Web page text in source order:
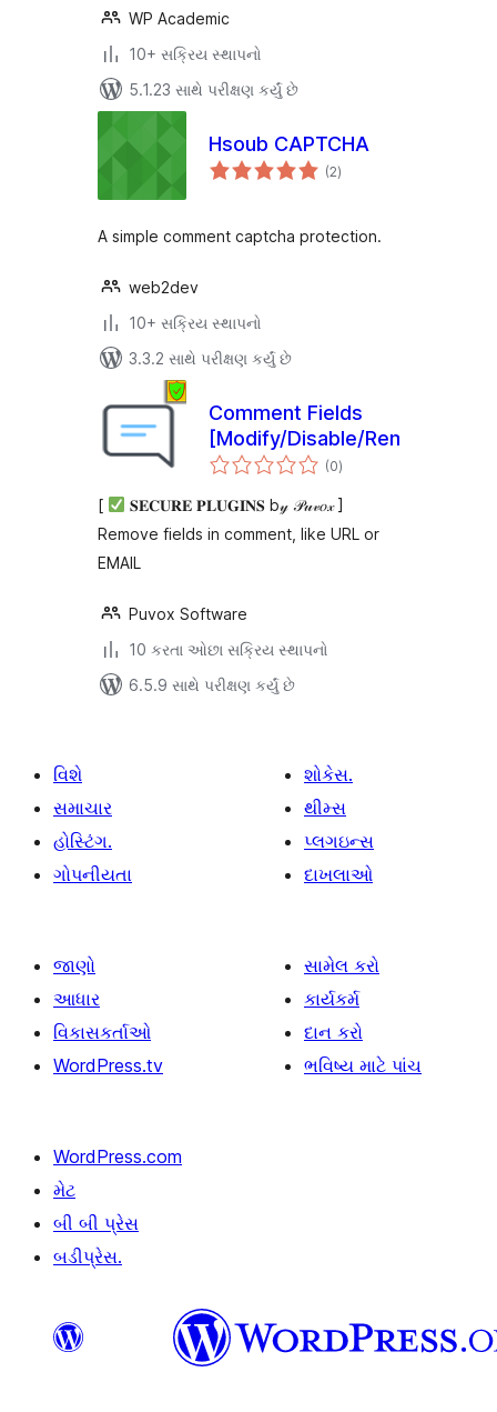
WP Academic
10+ સક્રિય સ્થાપનો
5.1.23 સાથે પરીક્ષણ કર્યું છે
Hsoub CAPTCHA
(2કુલ
રેટિંગ્સ
)
A simple comment captcha protection.
web2dev
10+ સક્રિય સ્થાપનો
3.3.2 સાથે પરીક્ષણ કર્યું છે
Comment Fields
[Modify/Disable/Remove]
(0કુલ
રેટિંગ્સ
)
[
𝐒𝐄𝐂𝐔𝐑𝐄 𝐏𝐋𝐔𝐆𝐈𝐍𝐒 b𝓎 𝒫𝓊𝓋𝑜𝓍 ]
Remove fields in comment, like URL or
EMAIL
Puvox Software
10 કરતા ઓછા સક્રિય સ્થાપનો
6.5.9 સાથે પરીક્ષણ કર્યું છે
વિશે
સમાચાર
હોસ્ટિંગ.
ગોપનીયતા
શોકેસ.
થીમ્સ
પ્લગઇન્સ
દાખલાઓ
જાણો
આધાર
વિકાસકર્તાઓ
WordPress.tv
સામેલ કરો
કાર્યકર્મ
દાન કરો
ભવિષ્ય માટે પાંચ
WordPress.com
મેટ
બી બી પ્રેસ
બડીપ્રેસ.